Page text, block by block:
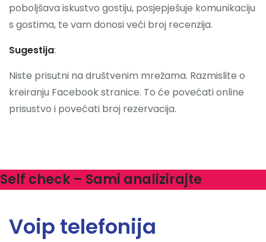
poboljšava iskustvo gostiju, posjepješuje komunikaciju
s gostima, te vam donosi veći broj recenzija.
Sugestija:
Niste prisutni na društvenim mrežama. Razmislite o
kreiranju Facebook stranice. To će povećati online
prisustvo i povećati broj rezervacija.
Self check – Sami analizirajte
Voip telefonija